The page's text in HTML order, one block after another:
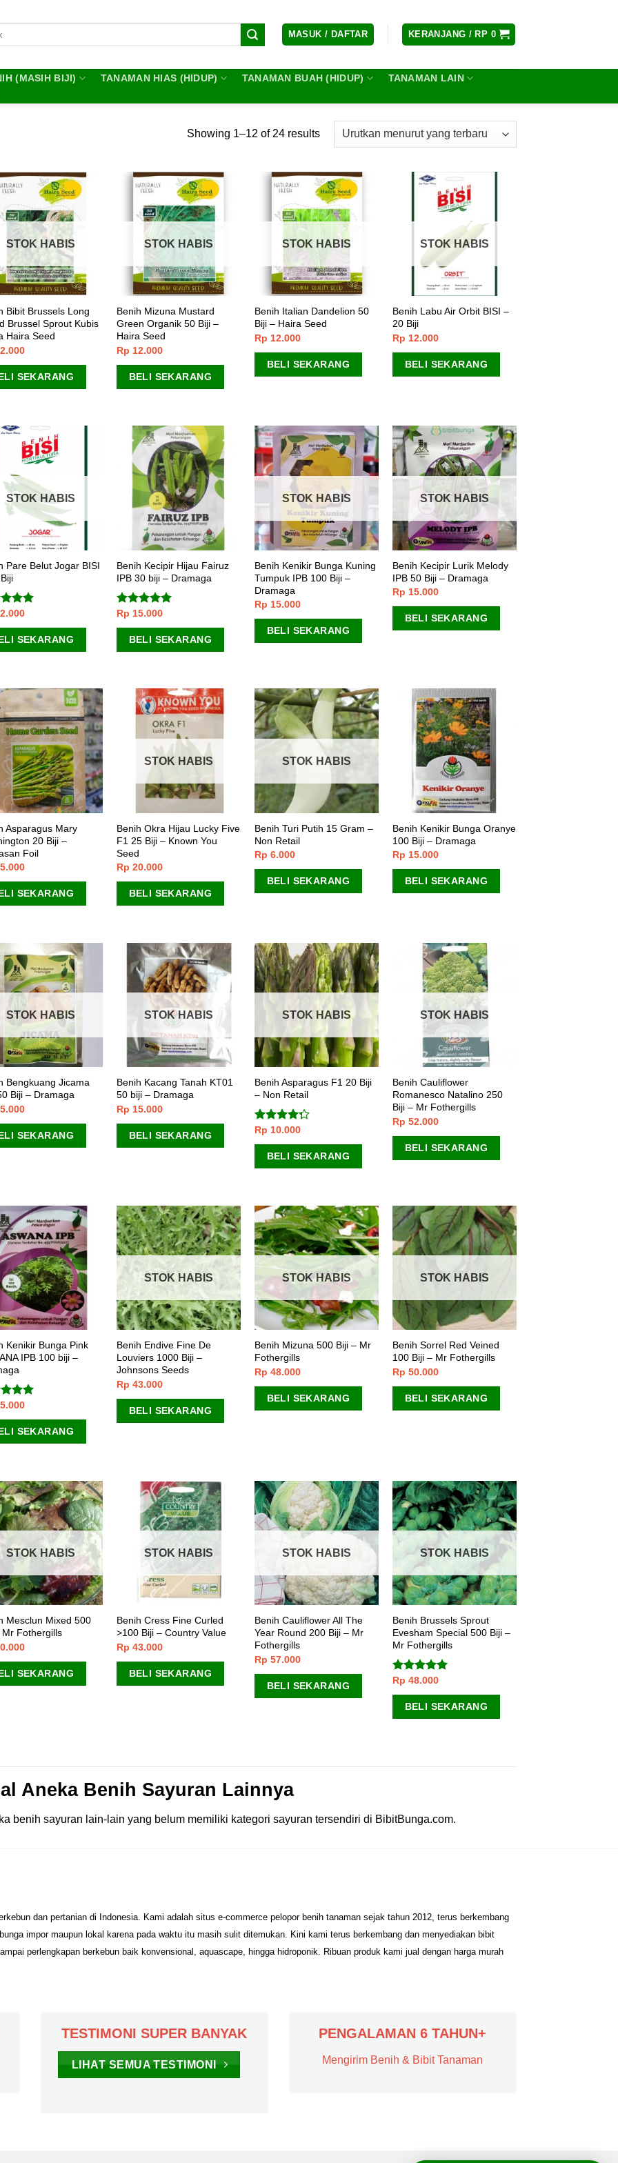
MASUK / DAFTAR KERANJANG / RP 0
(MASIH BIJI) TANAMAN HIAS (HIDUP) TANAMAN BUAH (HIDUP)
TANAMAN LAIN
Showing 1–12 of 24 results
STOK HABIS
Bibit Brussels Long
Brussel Sprout Kubis
Haira Seed
SEKARANG
STOK HABIS
Benih Mizuna Mustard
Green Organik 50 Biji –
Haira Seed
Rp 12.000
BELI SEKARANG
STOK HABIS
Benih Italian Dandelion 50
Biji – Haira Seed
Rp 12.000
BELI SEKARANG
STOK HABIS
Benih Labu Air Orbit BISI –
20 Biji
Rp 12.000
BELI SEKARANG
STOK HABIS
Pare Belut Jogar BISI
5.00
SEKARANG
Benih Kecipir Hijau Fairuz
IPB 30 biji – Dramaga
Dinilai5.00
Rp 15.000
BELI SEKARANG
STOK HABIS
Benih Kenikir Bunga Kuning
Tumpuk IPB 100 Biji –
Dramaga
Rp 15.000
BELI SEKARANG
STOK HABIS
Benih Kecipir Lurik Melody
IPB 50 Biji – Dramaga
Rp 15.000
BELI SEKARANG
Asparagus Mary
20 Biji –
Foil
SEKARANG
STOK HABIS
Benih Okra Hijau Lucky Five
F1 25 Biji – Known You
Seed
Rp 20.000
BELI SEKARANG
STOK HABIS
Benih Turi Putih 15 Gram –
Non Retail
Rp 6.000
BELI SEKARANG
Benih Kenikir Bunga Oranye
100 Biji – Dramaga
Rp 15.000
BELI SEKARANG
STOK HABIS
Bengkuang Jicama
Biji – Dramaga
SEKARANG
STOK HABIS
Benih Kacang Tanah KT01
50 biji – Dramaga
Rp 15.000
BELI SEKARANG
STOK HABIS
Benih Asparagus F1 20 Biji
– Non Retail
Dinilai
Rp 10.000
BELI SEKARANG
STOK HABIS
Benih Cauliflower
Romanesco Natalino 250
Biji – Mr Fothergills
Rp 52.000
BELI SEKARANG
Kenikir Bunga Pink
IPB 100 biji –
5.00
SEKARANG
STOK HABIS
Benih Endive Fine De
Louviers 1000 Biji –
Johnsons Seeds
Rp 43.000
BELI SEKARANG
STOK HABIS
Benih Mizuna 500 Biji – Mr
Fothergills
Rp 48.000
BELI SEKARANG
STOK HABIS
Benih Sorrel Red Veined
100 Biji – Mr Fothergills
Rp 50.000
BELI SEKARANG
STOK HABIS
Mesclun Mixed 500
Mr Fothergills
SEKARANG
STOK HABIS
Benih Cress Fine Curled
>100 Biji – Country Value
Rp 43.000
BELI SEKARANG
STOK HABIS
Benih Cauliflower All The
Year Round 200 Biji – Mr
Fothergills
Rp 57.000
BELI SEKARANG
STOK HABIS
Benih Brussels Sprout
Evesham Special 500 Biji –
Mr Fothergills
Dinilai5.00
dari 5
Rp 48.000
BELI SEKARANG
Aneka Benih Sayuran Lainnya
benih sayuran lain-lain yang belum memiliki kategori sayuran tersendiri di BibitBunga.com.
dan pertanian di Indonesia. Kami adalah situs e-commerce pelopor benih tanaman sejak tahun 2012, terus berkembang
impor maupun lokal karena pada waktu itu masih sulit ditemukan. Kini kami terus berkembang dan menyediakan bibit
perlengkapan berkebun baik konvensional, aquascape, hingga hidroponik. Ribuan produk kami jual dengan harga murah
TESTIMONI SUPER BANYAK
LIHAT SEMUA TESTIMONI
PENGALAMAN 6 TAHUN+
Mengirim Benih & Bibit Tanaman